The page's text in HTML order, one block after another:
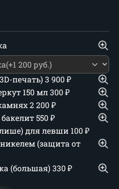
печать)3 900₽
150 мл300₽
2 200₽
550₽
для левши 100₽
(защита от
(большая)330₽